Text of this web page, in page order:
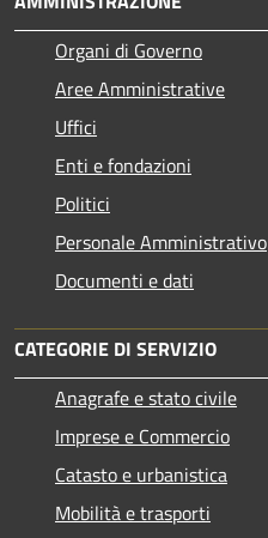
Organi di Governo
Aree Amministrative
Uffici
Enti e fondazioni
Politici
Personale Amministrativo
Documenti e dati
CATEGORIE DI SERVIZIO
Anagrafe e stato civile
Imprese e Commercio
Catasto e urbanistica
Mobilità e trasporti